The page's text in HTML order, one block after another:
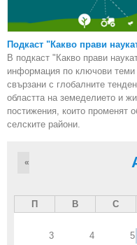
Подкаст "Какво прави
В подкаст "Какво прави
информация по ключови теми
свързани с глобалните
областта на земеделието и
постижения, които променят
селските райони.
«
П В С
3
4 5